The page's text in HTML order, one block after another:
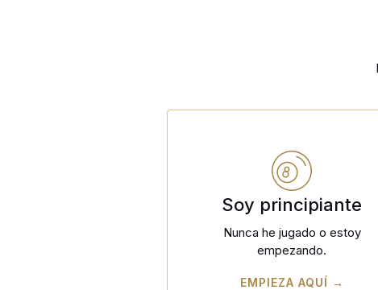
Soy principiante
Nunca he jugado o estoy
empezando.
EMPIEZA AQUÍ →